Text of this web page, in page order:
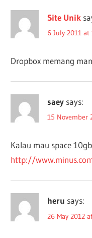
Site Unik
6 July 2011 at
Dropbox memang
saey says:
15 November
Kalau mau space
http://
heru says:
26 May 2012